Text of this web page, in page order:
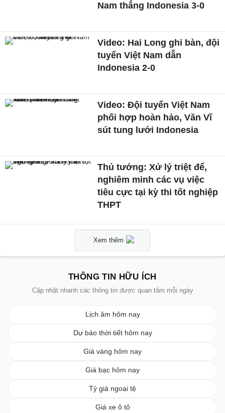
Nam thắng Indonesia 3-0
Video: Hai Long ghi bàn, đội
tuyển Việt Nam dẫn
Indonesia 2-0
Video: Đội tuyển Việt Nam
phối hợp hoàn hảo, Văn Vĩ
sút tung lưới Indonesia
Thủ tướng: Xử lý triệt để,
nghiêm minh các vụ việc
tiêu cực tại kỳ thi tốt nghiệp
THPT
Xem thêm
THÔNG TIN HỮU ÍCH
Cập nhật nhanh các thông tin được quan tâm mỗi ngày
Lịch âm hôm nay
Dự báo thời tiết hôm nay
Giá vàng hôm nay
Giá bạc hôm nay
Tỷ giá ngoại tệ
Giá xe ô tô